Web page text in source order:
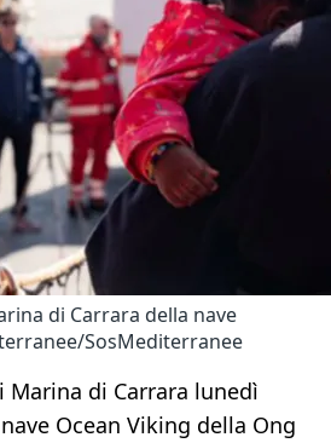
di Carrara della nave
SosMediterranee
di Carrara lunedì
Ocean Viking della Ong